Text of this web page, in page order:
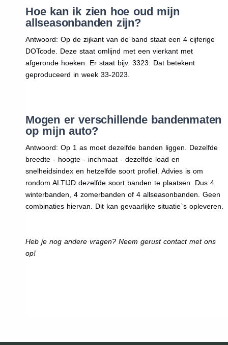
Hoe kan ik zien hoe oud mijn
allseasonbanden zijn?
Antwoord: Op de zijkant van de band staat een 4 cijferige
DOTcode. Deze staat omlijnd met een vierkant met
afgeronde hoeken. Er staat bijv. 3323. Dat betekent
geproduceerd in week 33-2023.
Mogen er verschillende bandenmaten
op mijn auto?
Antwoord: Op 1 as moet dezelfde banden liggen. Dezelfde
breedte - hoogte - inchmaat - dezelfde load en
snelheidsindex en hetzelfde soort profiel. Advies is om
rondom ALTIJD dezelfde soort banden te plaatsen. Dus 4
winterbanden, 4 zomerbanden of 4 allseasonbanden. Geen
combinaties hiervan. Dit kan gevaarlijke situatie`s opleveren.
Heb je nog andere vragen? Neem gerust contact met ons
op!